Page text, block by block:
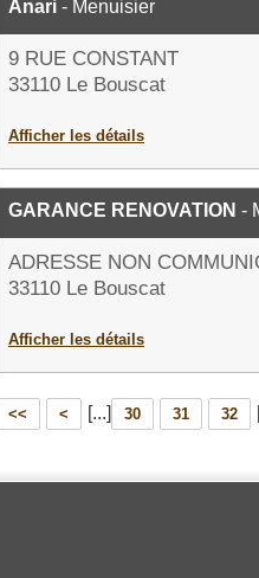
Anari - Menuisier
9 RUE CONSTANT
33110 Le Bouscat
Afficher les détails
GARANCE RENOVATION -
ADRESSE NON
33110 Le Bouscat
Afficher les détails
<< < [...] 30 31 32